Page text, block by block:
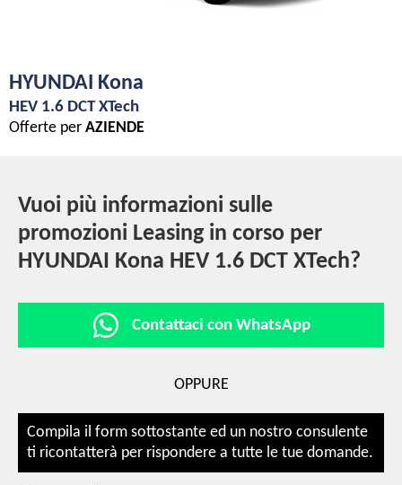
HYUNDAI Kona
HEV 1.6 DCT XTech
Offerte per AZIENDE
Vuoi più informazioni sulle
promozioni Leasing in corso per
HYUNDAI Kona HEV 1.6 DCT XTech?
Contattaci con WhatsApp
OPPURE
Compila il form sottostante ed un nostro consulente
ti ricontatterà per rispondere a tutte le tue domande.